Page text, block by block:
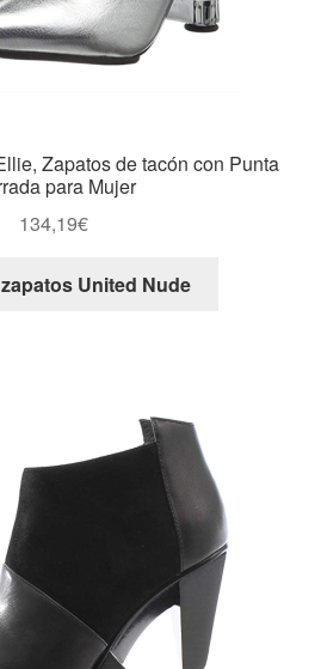
Zapatos de tacón con Punta
para Mujer
134,19€
United Nude